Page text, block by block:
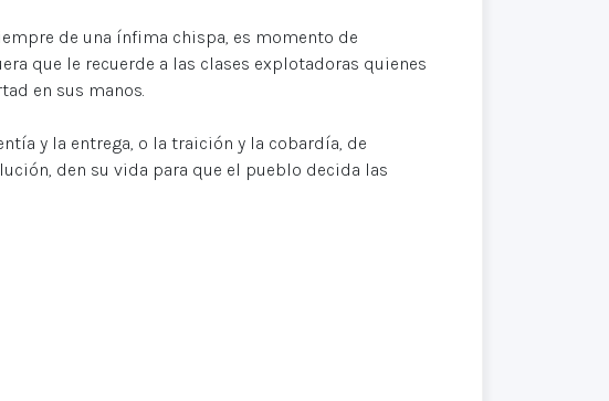
de una ínfima chispa, es momento de
que le recuerde a las clases explotadoras quienes
en sus manos.
y la entrega, o la traición y la cobardía, de
den su vida para que el pueblo decida las